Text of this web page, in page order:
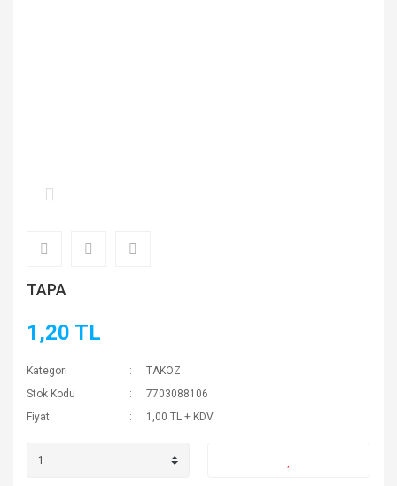
TAPA
1,20 TL
Kategori
TAKOZ
Stok Kodu
7703088106
Fiyat
1,00 TL + KDV